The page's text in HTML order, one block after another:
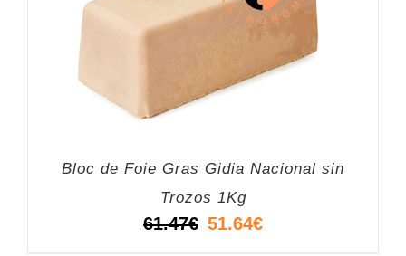
Bloc de Foie Gras Gidia Nacional sin
Trozos 1Kg
61.47€ El
51.64€El